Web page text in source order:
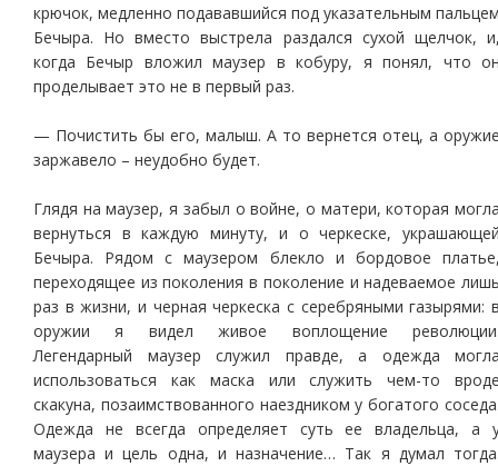
крючок, медленно подававшийся под указательным
Бечыра. Но вместо выстрела раздался сухой щелчок,
когда Бечыр вложил маузер в кобуру, я понял, что
проделывает это не в первый раз.
— Почистить бы его, малыш. А то вернется отец, а
заржавело – неудобно будет.
Глядя на маузер, я забыл о войне, о матери, которая
вернуться в каждую минуту, и о черкеске,
Бечыра. Рядом с маузером блекло и бордовое
переходящее из поколения в поколение и надеваемое
раз в жизни, и черная черкеска с серебряными газырями:
оружии я видел живое воплощение
Легендарный маузер служил правде, а одежда
использоваться как маска или служить чем-то
скакуна, позаимствованного наездником у богатого
Одежда не всегда определяет суть ее владельца, а
маузера и цель одна, и назначение… Так я думал